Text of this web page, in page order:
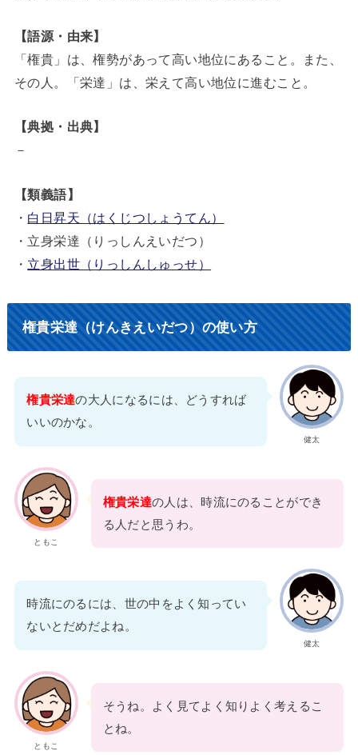
【語源・由来】
「権貴」は、権勢があって高い地位にあること。また、
その人。「栄達」は、栄えて高い地位に進むこと。
【典拠・出典】
－
【類義語】
・ 白日昇天（はくじつしょうてん）
・立身栄達（りっしんえいだつ）
・ 立身出世（りっしんしゅっせ）
権貴栄達（けんきえいだつ）の使い方
健太
権貴栄達の大人になるには、どうすれば
いいのかな。
ともこ
権貴栄達の人は、時流にのることができ
る人だと思うわ。
健太
時流にのるには、世の中をよく知ってい
ないとだめだよね。
ともこ
そうね。よく見てよく知りよく考えるこ
とね。